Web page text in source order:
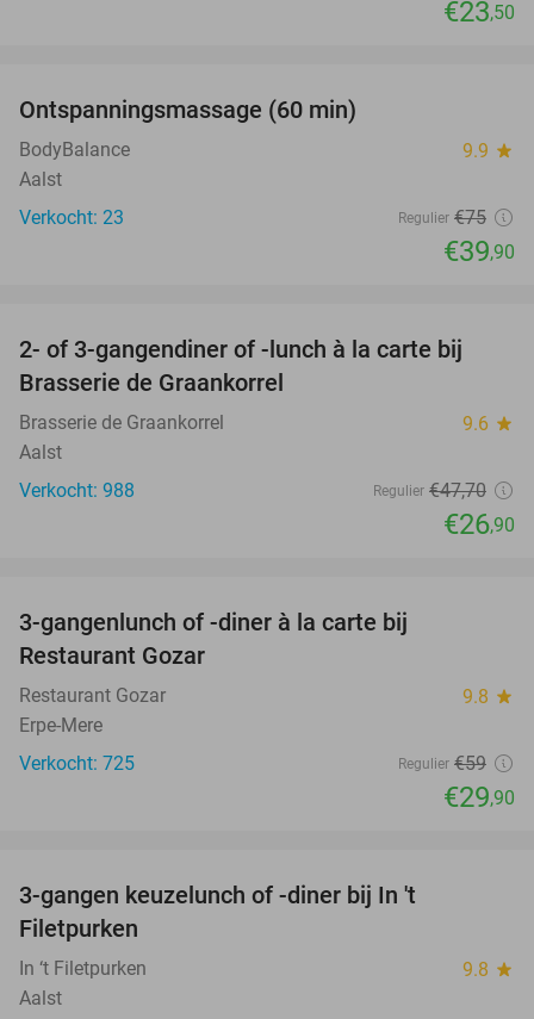
€23,50
Ontspanningsmassage (60 min)
BodyBalance 9.9 star
Aalst
Verkocht: 23
Regulier €75
€39,90
44%
2- of 3-gangendiner of -lunch à la carte bij
Brasserie de Graankorrel
Brasserie de Graankorrel 9.6 star
Aalst
Verkocht: 988
Regulier €47,70
€26,90
3-gangenlunch of -diner à la carte bij
Restaurant Gozar
Restaurant Gozar 9.8 star
Erpe-Mere
Verkocht: 725
Regulier €59
€29,90
3-gangen keuzelunch of -diner bij In 't
Filetpurken
In ‘t Filetpurken 9.8 star
Aalst